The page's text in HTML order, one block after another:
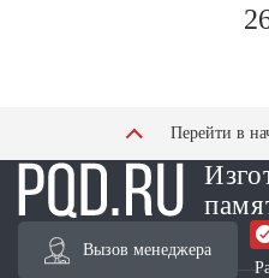
Перейти в
Вызов менеджера